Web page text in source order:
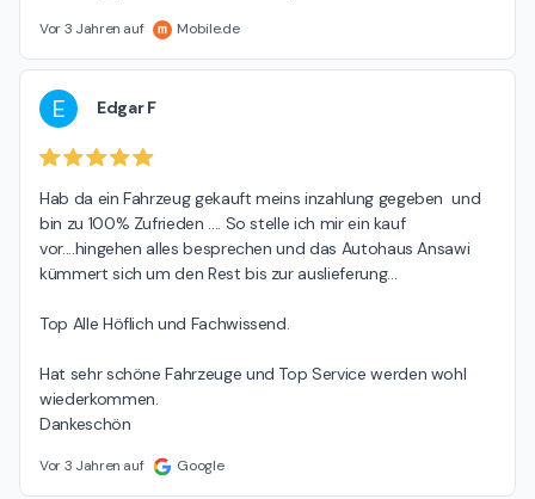
Vor 3 Jahren auf Mobile.de
E Edgar F
Hab da ein Fahrzeug gekauft meins inzahlung gegeben  und
bin zu 100% Zufrieden .... So stelle ich mir ein kauf
vor....hingehen alles besprechen und das Autohaus Ansawi
kümmert sich um den Rest bis zur auslieferung...
Top Alle Höflich und Fachwissend.
Hat sehr schöne Fahrzeuge und Top Service werden wohl
wiederkommen.
Dankeschön
Vor 3 Jahren auf Google